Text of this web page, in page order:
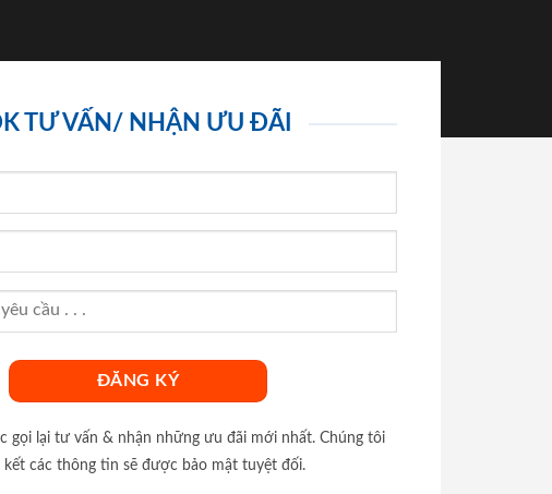
TƯ VẤN/ NHẬN ƯU ĐÃI
gọi lại tư vấn & nhận những ưu đãi mới nhất. Chúng tôi
kết các thông tin sẽ được bảo mật tuyệt đối.